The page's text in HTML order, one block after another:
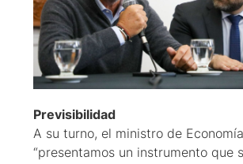
Previsibilidad
A su turno, el ministro de
“presentamos un instrumento que